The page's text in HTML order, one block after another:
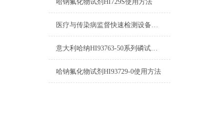
哈钠氟化物试剂HI729S使用方法
医疗与传染病监督快速检测设备方案（一）
意大利哈纳HI93763-50系列磷试剂区别
哈钠氟化物试剂HI93729-0使用方法